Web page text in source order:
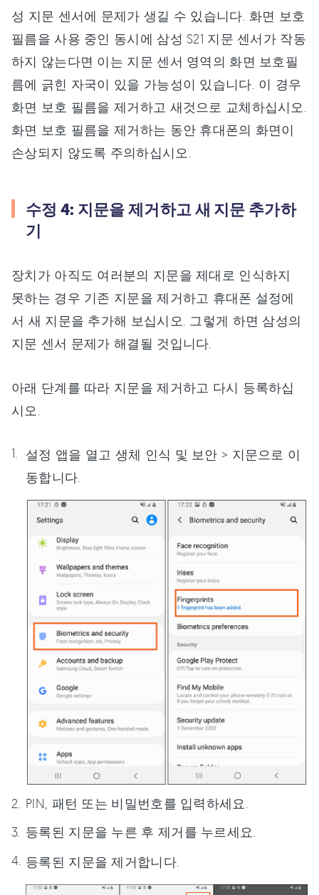
성 지문 센서에 문제가 생길 수 있습니다. 화면 보호
필름을 사용 중인 동시에 삼성 S21 지문 센서가 작동
하지 않는다면 이는 지문 센서 영역의 화면 보호필
름에 긁힌 자국이 있을 가능성이 있습니다. 이 경우
화면 보호 필름을 제거하고 새것으로 교체하십시오.
화면 보호 필름을 제거하는 동안 휴대폰의 화면이
손상되지 않도록 주의하십시오.
수정 4: 지문을 제거하고 새 지문 추가하
기
장치가 아직도 여러분의 지문을 제대로 인식하지
못하는 경우 기존 지문을 제거하고 휴대폰 설정에
서 새 지문을 추가해 보십시오. 그렇게 하면 삼성의
지문 센서 문제가 해결될 것입니다.
아래 단계를 따라 지문을 제거하고 다시 등록하십
시오.
설정 앱을 열고 생체 인식 및 보안 > 지문으로 이
동합니다.
PIN, 패턴 또는 비밀번호를 입력하세요.
등록된 지문을 누른 후 제거를 누르세요.
등록된 지문을 제거합니다.